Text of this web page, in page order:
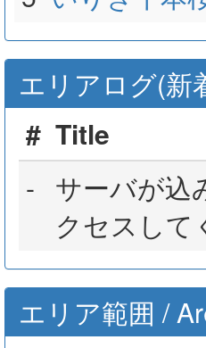
エリアログ(新
# Title
- サーバが込
クセスして
エリア範囲 /